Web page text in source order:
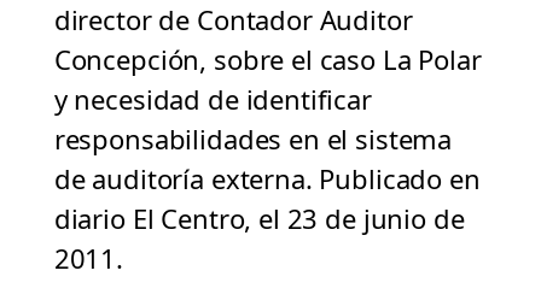
director de Contador Auditor
Concepción, sobre el caso La Polar
y necesidad de identificar
responsabilidades en el sistema
de auditoría externa. Publicado en
diario El Centro, el 23 de junio de
2011.